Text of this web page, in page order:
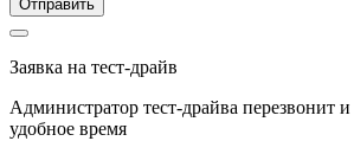
Заявка на тест-драйв
Администратор тест-драйва перезвонит
удобное время